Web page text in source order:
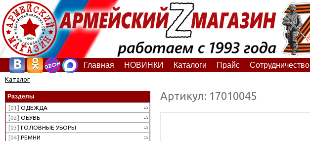
Главная НОВИНКИ Каталоги Прайс Сотрудничество
Каталог
Разделы
[01] ОДЕЖДА
[02] ОБУВЬ
[03] ГОЛОВНЫЕ УБОРЫ
[04] РЕМНИ
Артикул: 17010045